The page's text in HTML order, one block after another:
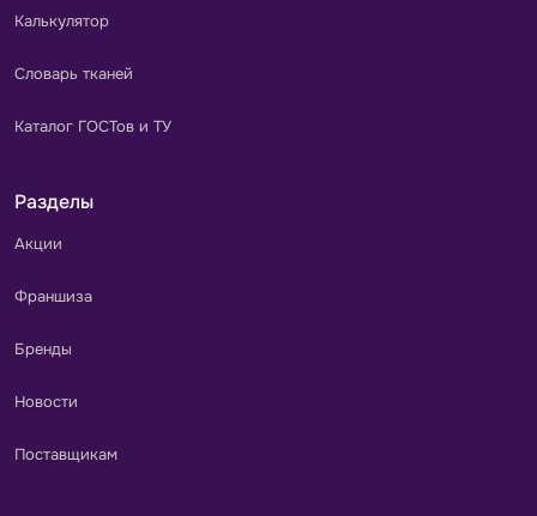
Калькулятор
Словарь тканей
Каталог ГОСТов и ТУ
Разделы
Акции
Франшиза
Бренды
Новости
Поставщикам